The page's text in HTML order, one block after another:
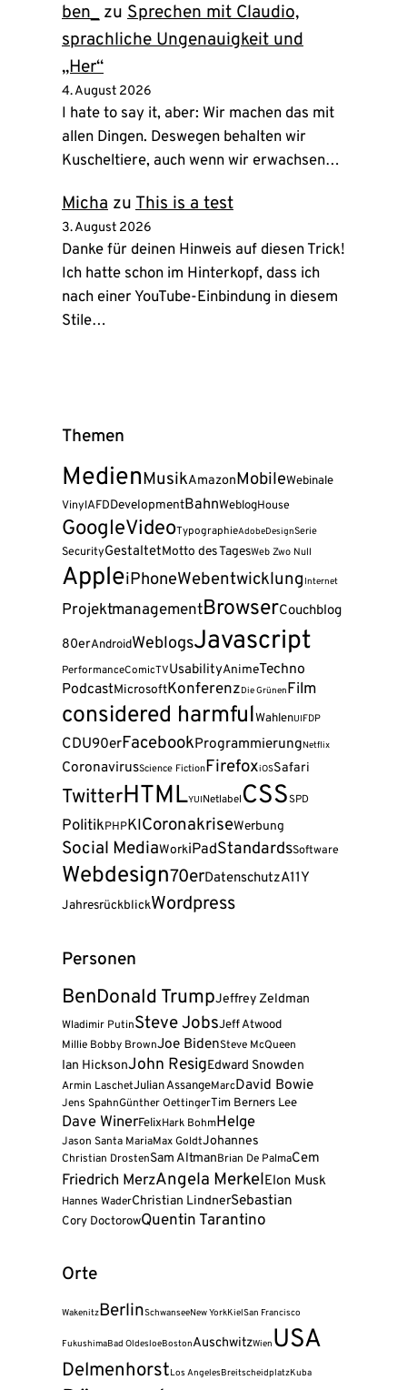
ben_ zu Sprechen mit Claudio,
sprachliche Ungenauigkeit und
„Her“
4. August 2026
I hate to say it, aber: Wir machen das mit
allen Dingen. Deswegen behalten wir
Kuscheltiere, auch wenn wir erwachsen…
Micha zu This is a test
3. August 2026
Danke für deinen Hinweis auf diesen Trick!
Ich hatte schon im Hinterkopf, dass ich
nach einer YouTube-Einbindung in diesem
Stile…
Themen
MedienMusikAmazonMobileWebinale
VinylAFDDevelopmentBahnWeblogHouse
GoogleVideoTypographieAdobeDesignSerie
SecurityGestaltetMotto des TagesWeb Zwo Null
AppleiPhoneWebentwicklung Internet
ProjektmanagementBrowserCouchblog
80erAndroidWeblogsJavascript
PerformanceComicTVUsabilityAnimeTechno
PodcastMicrosoftKonferenzDie GrünenFilm
considered harmfulWahlenUIFDP
CDU90erFacebookProgrammierungNetflix
CoronavirusScience FictionFirefoxiOSSafari
TwitterHTMLYUINetlabel CSSSPD
PolitikPHPKICoronakriseWerbung
Social MediaWorkiPadStandardsSoftware
Webdesign70erDatenschutzA11Y
JahresrückblickWordpress
Personen
BenDonald TrumpJeffrey Zeldman
Wladimir PutinSteve JobsJeff Atwood
Millie Bobby BrownJoe BidenSteve McQueen
Ian HicksonJohn ResigEdward Snowden
Armin LaschetJulian AssangeMarcDavid Bowie
Jens SpahnGünther OettingerTim Berners Lee
Dave WinerFelixHark BohmHelge
Jason Santa MariaMax GoldtJohannes
Christian DrostenSam AltmanBrian De PalmaCem
Friedrich MerzAngela MerkelElon Musk
Hannes WaderChristian LindnerSebastian
Cory DoctorowQuentin Tarantino
Orte
WakenitzBerlinSchwanseeNew YorkKielSan Francisco
FukushimaBad OldesloeBostonAuschwitzWien USA
DelmenhorstLos AngelesBreitscheidplatzKuba